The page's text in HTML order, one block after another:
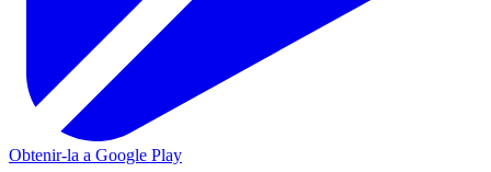
Obtenir-la a Google Play